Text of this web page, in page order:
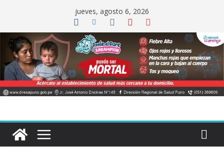
contenido
jueves, agosto 6, 2026